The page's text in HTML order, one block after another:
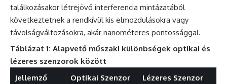
találkozásakor létrejövő interferencia mintázatából
következtetnek a rendkívül kis elmozdulásokra vagy
távolságváltozásokra, akár nanométeres pontossággal.
Táblázat 1: Alapvető műszaki különbségek optikai és
lézeres szenzorok között
Jellemző
Optikai Szenzor Lézeres Szenzor